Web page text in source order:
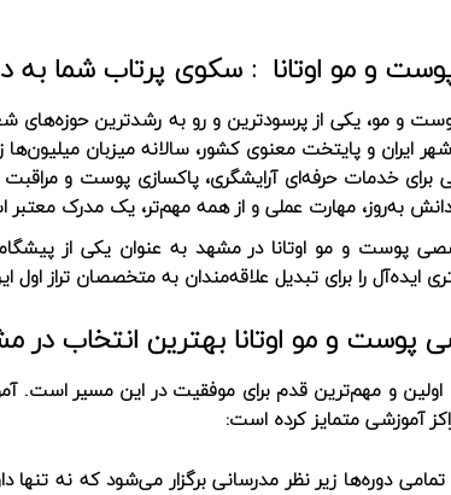
و مو اوتانا : سکوی پرتاب شما به
و مو، یکی از پرسودترین و رو به رشدترین حوزه‌های
ایران و پایتخت معنوی کشور، سالانه میزبان
برای خدمات حرفه‌ای آرایشگری، پاکسازی پوست و مراقبت
دانش به‌روز، مهارت عملی و از همه مهم‌تر، یک مدرک
پوست و مو اوتانا در مشهد به عنوان یکی از
ایده‌آل را برای تبدیل علاقه‌مندان به متخصصان تراز
پوست و مو اوتانا بهترین انتخاب
و مهم‌ترین قدم برای موفقیت در این مسیر است.
آموزشی متمایز کرده است:
تمامی دوره‌ها زیر نظر مدرسانی برگزار می‌شود که نه تنها